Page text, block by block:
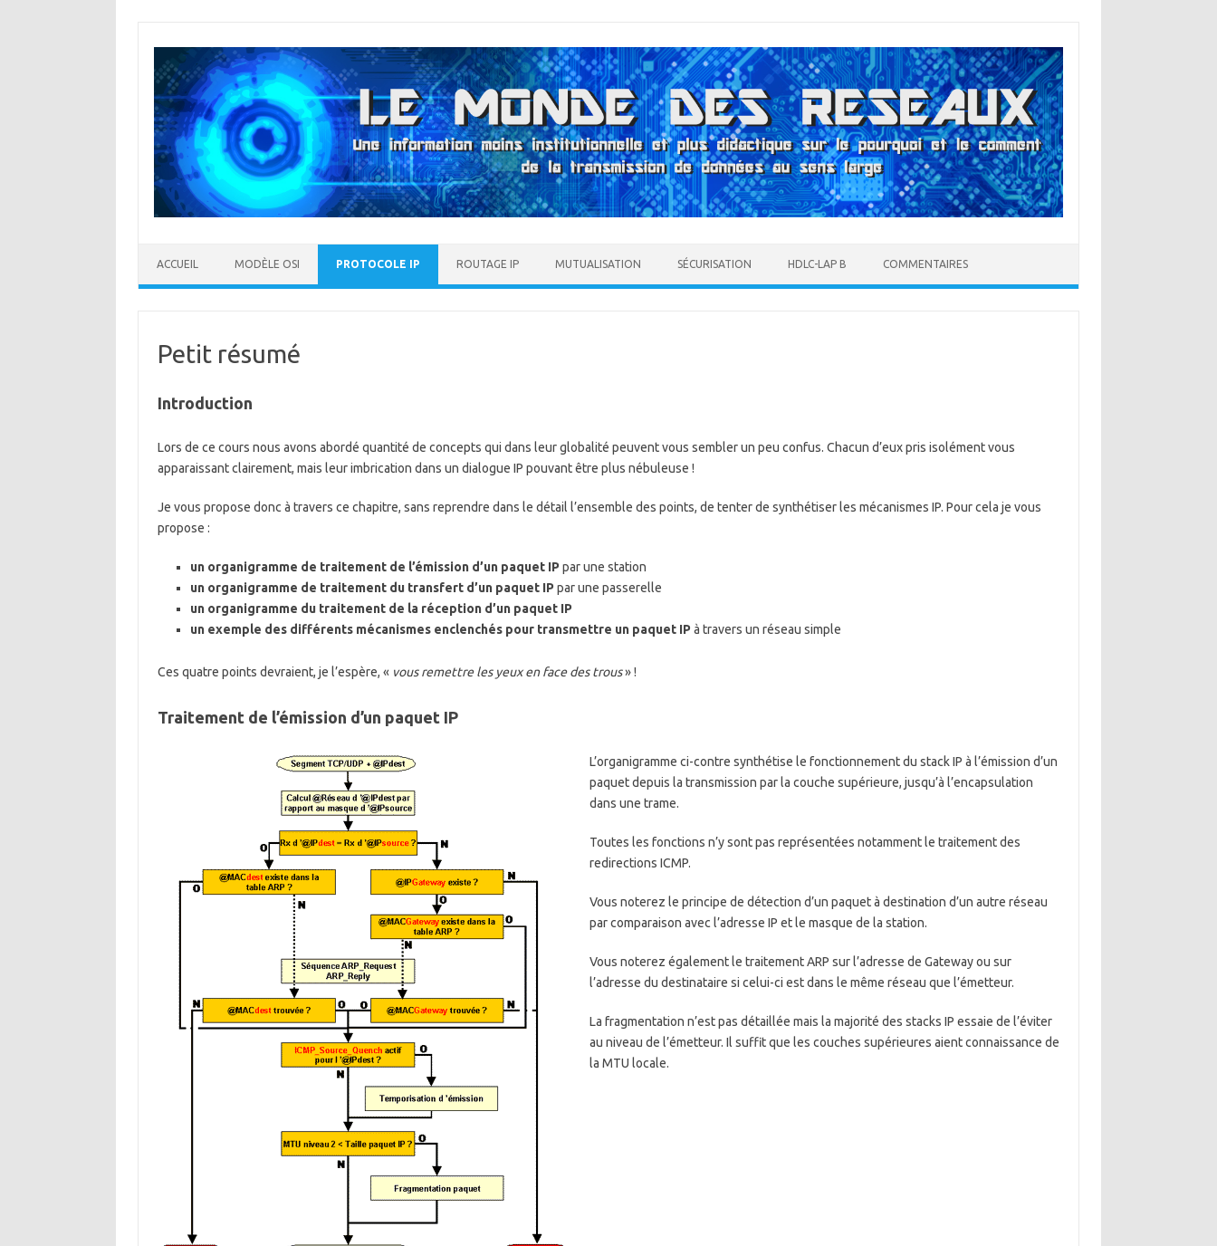
contenu
ACCUEIL MODÈLE OSI PROTOCOLE IP ROUTAGE IP MUTUALISATION SÉCURISATION HDLC-LAP B COMMENTAIRES
Petit résumé
Introduction
Lors de ce cours nous avons abordé quantité de concepts qui dans leur globalité peuvent vous sembler un peu confus. Chacun d’eux pris isolément vous
apparaissant clairement, mais leur imbrication dans un dialogue IP pouvant être plus nébuleuse !
Je vous propose donc à travers ce chapitre, sans reprendre dans le détail l’ensemble des points, de tenter de synthétiser les mécanismes IP. Pour cela je vous
propose :
un organigramme de traitement de l’émission d’un paquet IP par une station
un organigramme de traitement du transfert d’un paquet IP par une passerelle
un organigramme du traitement de la réception d’un paquet IP
un exemple des différents mécanismes enclenchés pour transmettre un paquet IP à travers un réseau simple
Ces quatre points devraient, je l’espère, « vous remettre les yeux en face des trous» !
Traitement de l’émission d’un paquet IP
L’organigramme ci-contre synthétise le fonctionnement du stack IP à l’émission d’un
paquet depuis la transmission par la couche supérieure, jusqu’à l’encapsulation
dans une trame.
Toutes les fonctions n’y sont pas représentées notamment le traitement des
redirections ICMP.
Vous noterez le principe de détection d’un paquet à destination d’un autre réseau
par comparaison avec l’adresse IP et le masque de la station.
Vous noterez également le traitement ARP sur l’adresse de Gateway ou sur
l’adresse du destinataire si celui-ci est dans le même réseau que l’émetteur.
La fragmentation n’est pas détaillée mais la majorité des stacks IP essaie de l’éviter
au niveau de l’émetteur. Il suffit que les couches supérieures aient connaissance de
la MTU locale.